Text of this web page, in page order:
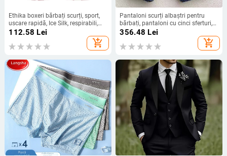
Ethika boxeri bărbați scurți, sport,
uscare rapidă, Ice Silk, respirabili,
anti-frecare în zona inghinală
112.58 Lei
add_shopping_cart
Pantaloni scurți albaștri pentru
bărbați, pantaloni cu cinci sferturi,
vopsiți la modă, pentru bărbați,
export de pe Aliexpress, pentru
bărbați
356.48 Lei
add_shopping_cart